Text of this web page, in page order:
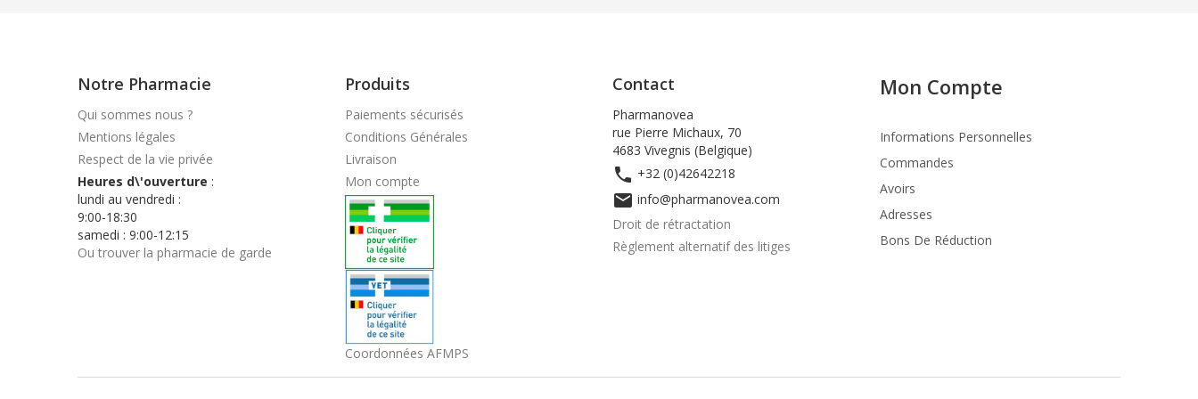
Notre Pharmacie
Qui sommes nous ?
Mentions légales
Respect de la vie privée
Heures d\'ouverture :
lundi au vendredi :
9:00-18:30
samedi : 9:00-12:15
Ou trouver la pharmacie de garde
Produits
Paiements sécurisés
Conditions Générales
Livraison
Mon compte
Coordonnées AFMPS
Contact
Pharmanovea
rue Pierre Michaux, 70
4683 Vivegnis (Belgique)
 +32 (0)42642218
 info@pharmanovea.com
Droit de rétractation
Règlement alternatif des litiges
Mon Compte
Informations Personnelles
Commandes
Avoirs
Adresses
Bons De Réduction